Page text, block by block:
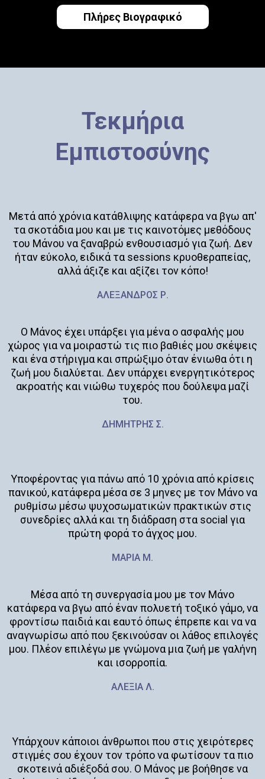
Πλήρες Βιογραφικό
Τεκμήρια
Εμπιστοσύνης
Μετά από χρόνια κατάθλιψης κατάφερα να βγω απ'
τα σκοτάδια μου και με τις καινοτόμες μεθόδους
του Μάνου να ξαναβρώ ενθουσιασμό για ζωή. Δεν
ήταν εύκολο, ειδικά τα sessions κρυοθεραπείας,
αλλά άξιζε και αξίζει τον κόπο!
ΑΛΕΞΑΝΔΡΟΣ Ρ.
Ο Μάνος έχει υπάρξει για μένα ο ασφαλής μου
χώρος για να μοιραστώ τις πιο βαθιές μου σκέψεις
και ένα στήριγμα και σπρώξιμο όταν ένιωθα ότι η
ζωή μου διαλύεται. Δεν υπάρχει ενεργητικότερος
ακροατής και νιώθω τυχερός που δούλεψα μαζί
του.
ΔΗΜΗΤΡΗΣ Σ.
Υποφέροντας για πάνω από 10 χρόνια από κρίσεις
πανικού, κατάφερα μέσα σε 3 μηνες με τον Μάνο να
ρυθμίσω μέσω ψυχοσωματικών πρακτικών στις
συνεδρίες αλλά και τη διάδραση στα social για
πρώτη φορά το άγχος μου.
ΜΑΡΙΑ Μ.
Μέσα από τη συνεργασία μου με τον Μάνο
κατάφερα να βγω από έναν πολυετή τοξικό γάμο, να
φροντίσω παιδιά και εαυτό όπως έπρεπε και να να
αναγνωρίσω από που ξεκινούσαν οι λάθος επιλογές
μου. Πλέον επιλέγω με γνώμονα μια ζωή με γαλήνη
και ισορροπία.
ΑΛΕΞΙΑ Λ.
Υπάρχουν κάποιοι άνθρωποι που στις χειρότερες
στιγμές σου έχουν τον τρόπο να φωτίσουν τα πιο
σκοτεινά αδιέξοδά σου. Ο Μάνος με βοήθησε να